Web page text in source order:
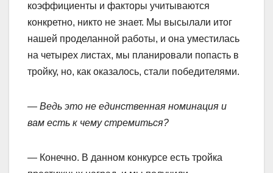
коэффициенты и факторы учитываются
конкретно, никто не знает. Мы высылали итог
нашей проделанной работы, и она уместилась
на четырех листах, мы планировали попасть в
тройку, но, как оказалось, стали победителями.
— Ведь это не единственная номинация и
вам есть к чему стремиться?
— Конечно. В данном конкурсе есть тройка